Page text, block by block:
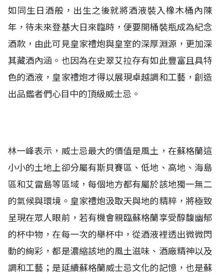
如同生日酒般，出生之後就將酒液裝入橡木桶內陳
年，待未來登基大日來臨時，便要開桶裝瓶成為紀念
酒款，由此可見皇家禮炮與皇室的深厚淵源，更加深
其藏酒內涵。也因為在史翠艾拉存有如此豐富且具特
色的酒液，皇家禮炮才得以展現卓越調和工藝，創造
出品鑑者們心目中的頂級威士忌。
林一峰表示，威士忌最大的價值是風土，在蘇格蘭這
小小的土地上卻分屬有斯貝賽區、低地、高地、海島
區和艾雷島等區域，每個地方都有屬於該地獨一無二
的氣候與環境。皇家禮炮汲取天與地的精粹，將極致
呈現在眾人眼前，若有機會親臨蘇格蘭享受醇馥幽郁
的杯中物，在每一次的舉杯中，從酒液裡透出微微閃
動的絢彩，都是濃縮該地的風土滋味、酒廠精神以及
調和工藝；是延續蘇格蘭威士忌文化的記憶，也是蘇